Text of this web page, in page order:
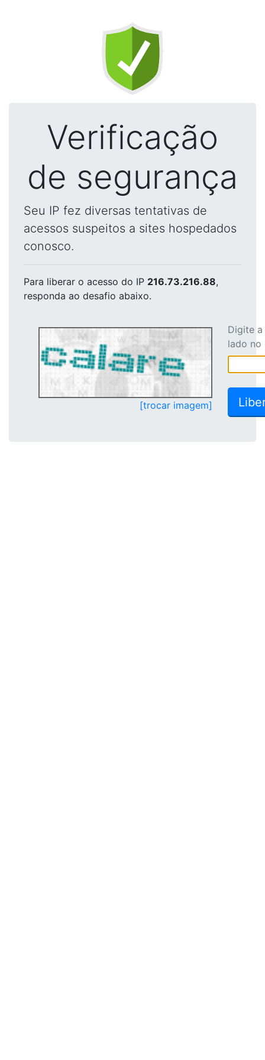
Verificação
de segurança
Seu IP fez diversas tentativas de
acessos suspeitos a sites hospedados
conosco.
Para liberar o acesso do IP 216.73.216.88,
responda ao desafio abaixo.
[trocar imagem]
Digite
lado no